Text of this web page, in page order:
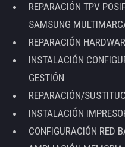
REPARACIÓN TPV
SAMSUNG
REPARACIÓN
INSTALACIÓN
GESTIÓN
REPARACIÓN/
INSTALACIÓN
CONFIGURACIÓN RED